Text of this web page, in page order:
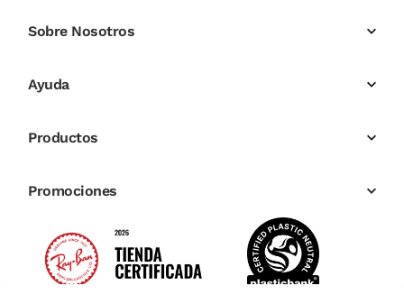
Sobre Nosotros
Ayuda
Productos
Promociones